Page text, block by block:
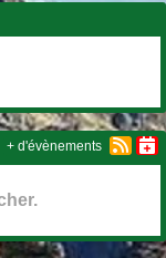
+ d'évènements